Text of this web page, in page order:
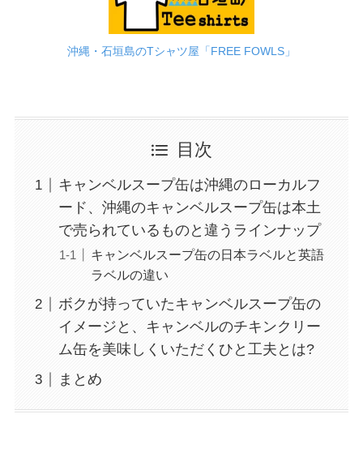
沖縄・石垣島のTシャツ屋「FREE FOWLS」
目次
キャンベルスープ缶は沖縄のローカルフ
ード、沖縄のキャンベルスープ缶は本土
で売られているものと違うラインナップ
キャンベルスープ缶の日本ラベルと英語
ラベルの違い
ボクが持っていたキャンベルスープ缶の
イメージと、キャンベルのチキンクリー
ム缶を美味しくいただくひと工夫とは?
まとめ